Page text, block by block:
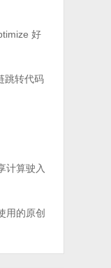
好
跳转代码
计算驶入
用的原创